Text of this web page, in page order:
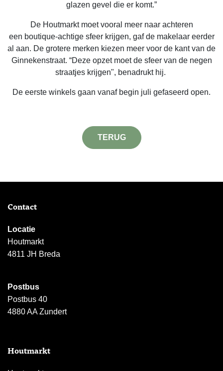
glazen gevel die er komt.”
De Houtmarkt moet vooral meer naar achteren
een boutique-achtige sfeer krijgen, gaf de makelaar eerder
al aan. De grotere merken kiezen meer voor de kant van de
Ginnekenstraat. “Deze opzet moet de sfeer van de negen
straatjes krijgen", benadrukt hij.
De eerste winkels gaan vanaf begin juli gefaseerd open.
TERUG
Contact
Locatie
Houtmarkt
4811 JH Breda
Postbus
Postbus 40
4880 AA Zundert
Houtmarkt